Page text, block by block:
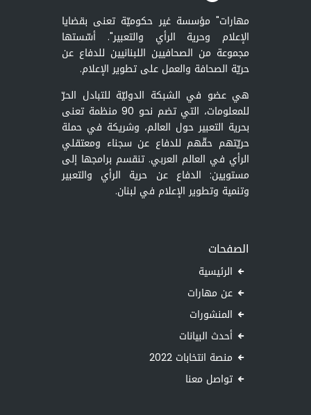
مهارات" مؤسسة غير حكوميّة تعنى بقضايا
الإعلام وحرية الرأي والتعبير". أسّستها
مجموعة من الصحافيين اللبنانيين للدفاع عن
حريّة الصحافة والعمل على تطوير الإعلام.
هي عضو في الشبكة الدوليّة للتبادل الحرّ
للمعلومات، التي تضم نحو 90 منظمة تعنى
بحرية التعبير حول العالم، وشريكة في حملة
حريّتهم حقّهم للدفاع عن سجناء ومعتقلي
الرأي في العالم العربي. تنقسم برامجها إلى
مستويين: الدفاع عن حرية الرأي والتعبير
وتنمية وتطوير الإعلام في لبنان.
الصفحات
الرئيسية
عن مهارات
المنشورات
أحدث البيانات
منصة انتخابات 2022
تواصل معنا